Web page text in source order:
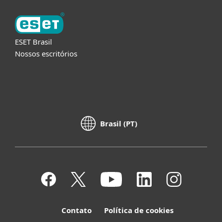
ESET Brasil
Nossos escritórios
Brasil (PT)
Contato
Política de cookies